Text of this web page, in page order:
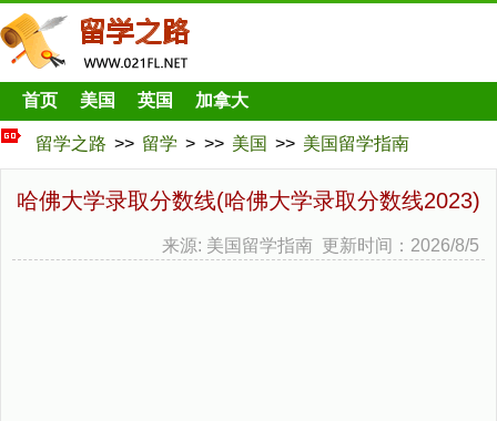
首页 美国 英国 加拿大
留学之路 >> 留学 > >> 美国 >> 美国留学指南
哈佛大学录取分数线(哈佛大学录取分数线2023)
来源: 美国留学指南 更新时间：2026/8/5